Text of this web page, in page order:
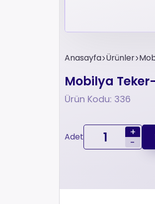
Anasayfa Ürünler
Mobilya
Ürün Kodu: 336
Adet
+
-